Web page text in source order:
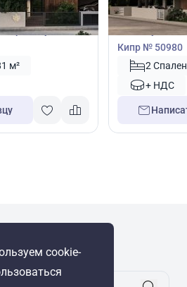
Арадипу,
м²
Пентхаус
Пентхаус с 2
Кипр № 50980
2 Спален
+ НДС
cookie-
права защищены!